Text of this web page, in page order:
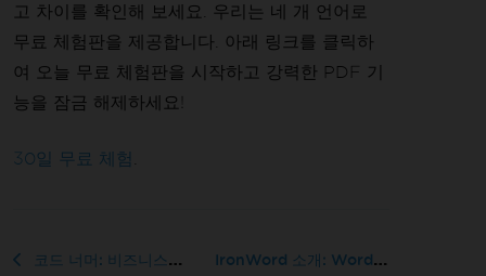
고 차이를 확인해 보세요. 우리는 네 개 언어로
무료 체험판을 제공합니다. 아래 링크를 클릭하
여 오늘 무료 체험판을 시작하고 강력한 PDF 기
능을 잠금 해제하세요!
30일 무료 체험
코드 너머: 비즈니스를 위한 IronPDF의 이점 IronWord 소개: Word 문서 편집...